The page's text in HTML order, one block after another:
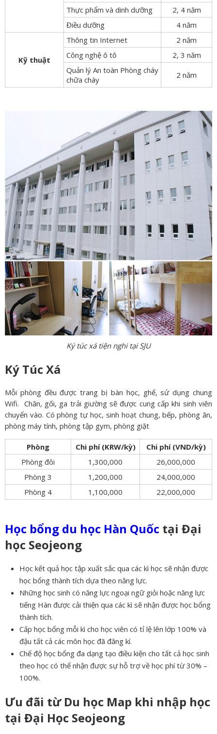
Thực phẩm và dinh dưỡng
2, 4 năm
Điều dưỡng
4 năm
Kỹ thuật
Thông tin Internet
2 năm
Công nghệ ô tô
2, 3 năm
Quản lý An toàn Phòng cháy
chữa cháy
2 năm
Ký túc xá tiện nghi tại SJU
Ký Túc Xá
Mỗi phòng đều được trang bị bàn học, ghế, sử dụng chung
Wifi. Chăn, gối, ga trải giường sẽ được cung cấp khi sinh viên
chuyển vào. Có phòng tự học, sinh hoạt chung, bếp, phòng ăn,
phòng máy tính, phòng tập gym, phòng giặt
Phòng Chi phí (KRW/kỳ)
Chi phí (VND/kỳ)
Phòng đôi
1,300,000
26,000,000
Phòng 3
1,200,000
24,000,000
Phòng 4
1,100,000 22,000,000
Học bổng du học Hàn Quốc tại Đại
học Seojeong
Học kết quả học tập xuất sắc qua các kì học sẽ nhận được
học bổng thành tích dựa theo năng lực.
Những học sinh có năng lực ngoại ngữ giỏi hoặc năng lực
tiếng Hàn được cải thiện qua các kì sẽ nhận được học bổng
thành tích.
Cấp học bổng mỗi kì cho học viên có tỉ lệ lên lớp 100% và
đậu tất cả các môn học đã đăng kí.
Chế độ học bổng đa dạng tạo điều kiện cho tất cả học sinh
theo học có thể nhận được sự hỗ trợ về học phí từ 30% –
100%.
Ưu đãi từ Du học Map khi nhập học
tại Đại Học Seojeong